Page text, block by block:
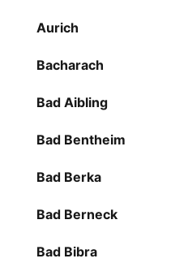
Aurich
Bacharach
Bad Aibling
Bad Bentheim
Bad Berka
Bad Berneck
Bad Bibra